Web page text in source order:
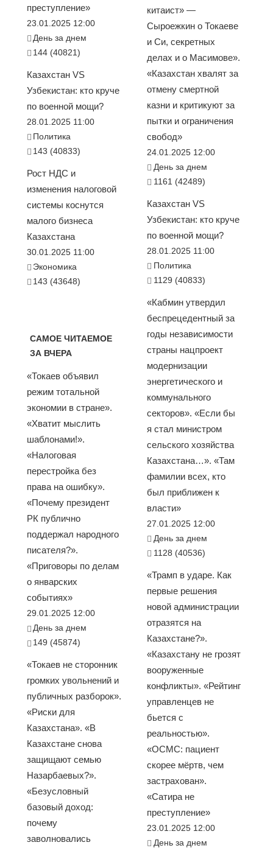
преступление»
23.01.2025 12:00
День за днем
144 (40821)
Казахстан VS
Узбекистан: кто круче
по военной мощи?
28.01.2025 11:00
Политика
143 (40833)
Рост НДС и
изменения налоговой
системы коснутся
малого бизнеса
Казахстана
30.01.2025 11:00
Экономика
143 (43648)
САМОЕ ЧИТАЕМОЕ
ЗА ВЧЕРА
«Токаев объявил
режим тотальной
экономии в стране».
«Хватит мыслить
шаблонами!».
«Налоговая
перестройка без
права на ошибку».
«Почему президент
РК публично
поддержал народного
писателя?».
«Приговоры по делам
о январских
событиях»
29.01.2025 12:00
День за днем
149 (45874)
«Токаев не сторонник
громких увольнений и
публичных разборок».
«Риски для
Казахстана». «В
Казахстане снова
защищают семью
Назарбаевых?».
«Безусловный
базовый доход:
почему
заволновались
китаист» —
Сыроежкин о Токаеве
и Си, секретных
делах и о Масимове».
«Казахстан хвалят за
отмену смертной
казни и критикуют за
пытки и ограничения
свобод»
24.01.2025 12:00
День за днем
1161 (42489)
Казахстан VS
Узбекистан: кто круче
по военной мощи?
28.01.2025 11:00
Политика
1129 (40833)
«Кабмин утвердил
беспрецедентный за
годы независимости
страны нацпроект
модернизации
энергетического и
коммунального
секторов». «Если бы
я стал министром
сельского хозяйства
Казахстана…». «Там
фамилии всех, кто
был приближен к
власти»
27.01.2025 12:00
День за днем
1128 (40536)
«Трамп в ударе. Как
первые решения
новой администрации
отразятся на
Казахстане?».
«Казахстану не грозят
вооруженные
конфликты». «Рейтинг
управленцев не
бьется с
реальностью».
«ОСМС: пациент
скорее мёртв, чем
застрахован».
«Сатира не
преступление»
23.01.2025 12:00
День за днем